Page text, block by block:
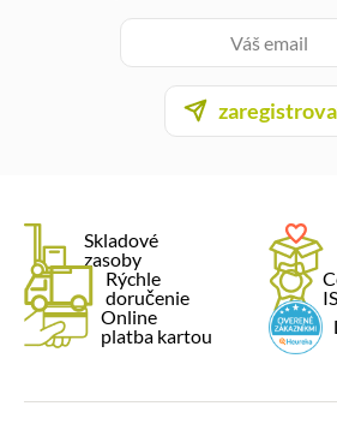
Skladové
zasoby
Rýchle
doručenie
Online
platba kartou